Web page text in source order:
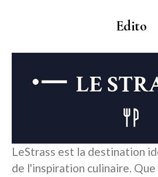
Edito
LeStrass est la destination
de l'inspiration culinaire. Que